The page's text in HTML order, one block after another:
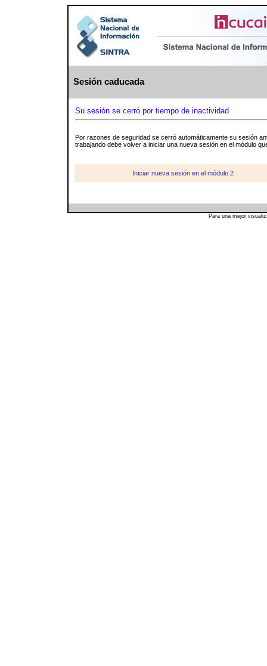
Para una mejor
Sesión caducada
Su sesión se cerró por tiempo de inactividad
Por razones de seguridad se cerró automáticamente su sesión
trabajando debe volver a iniciar una nueva sesión en el módulo
Iniciar nueva sesión en el módulo 2